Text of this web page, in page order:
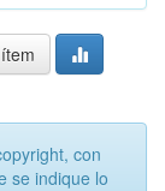
con
se indique lo